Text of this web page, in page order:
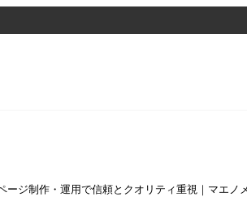
ジ制作・運用で信頼とクオリティ重視｜マエノ